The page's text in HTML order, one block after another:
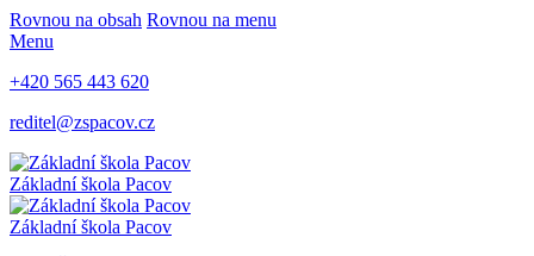
Rovnou na obsah Rovnou na menu
Menu
+420 565 443 620
reditel@zspacov.cz
Základní škola Pacov
Základní škola Pacov